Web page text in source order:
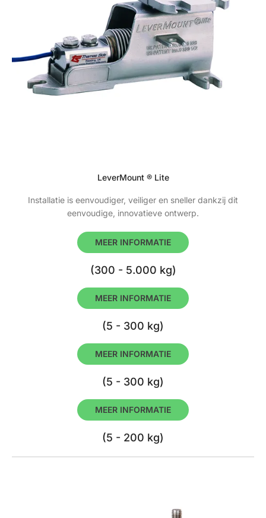
LeverMount ® Lite
Installatie is eenvoudiger, veiliger en sneller dankzij dit
eenvoudige, innovatieve ontwerp.
MEER INFORMATIE
(300 - 5.000 kg)
MEER INFORMATIE
(5 - 300 kg)
MEER INFORMATIE
(5 - 300 kg)
MEER INFORMATIE
(5 - 200 kg)